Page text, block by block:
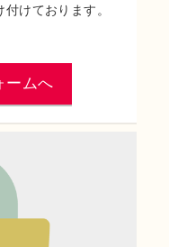
けております。
ームへ